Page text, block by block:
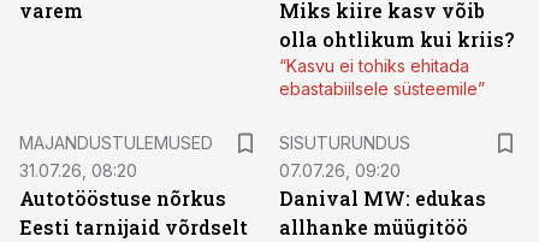
varem
Miks kiire kasv võib
olla ohtlikum kui kriis?
“Kasvu ei tohiks ehitada
ebastabiilsele süsteemile”
MAJANDUSTULEMUSED
31.07.26, 08:20
Autotööstuse nõrkus
Eesti tarnijaid võrdselt
SISUTURUNDUS
07.07.26, 09:20
Danival MW: edukas
allhanke müügitöö